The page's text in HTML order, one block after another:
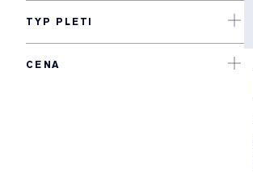
TYP PLETI
CENA